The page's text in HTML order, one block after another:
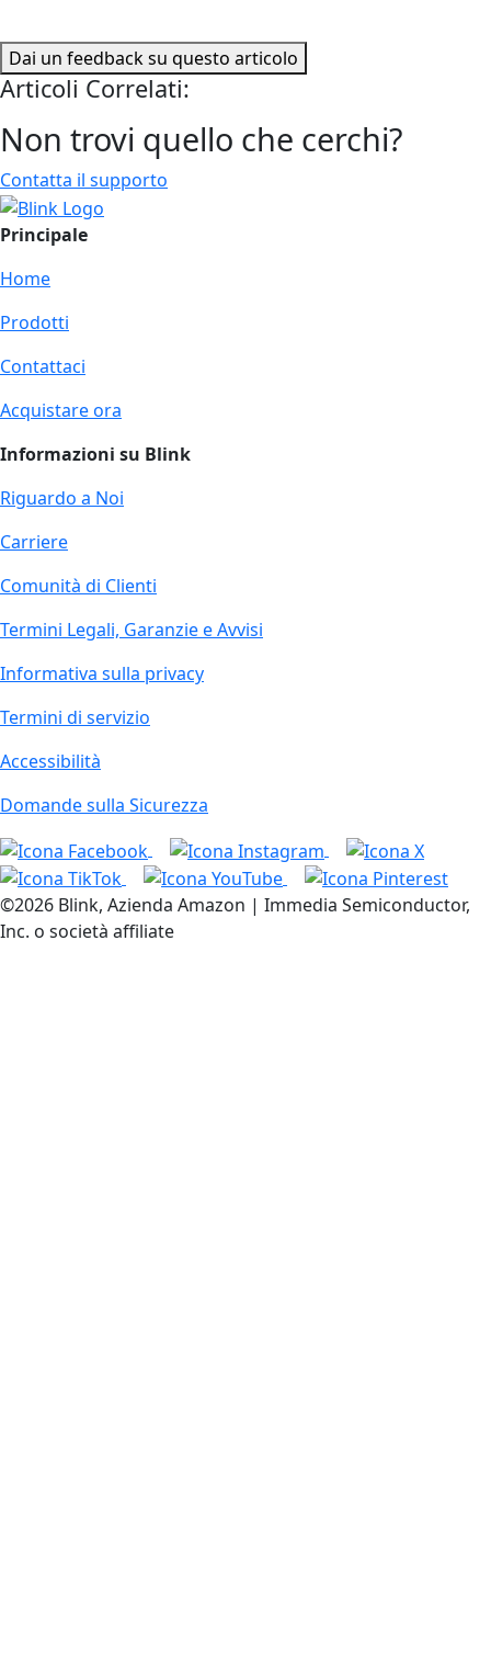
Dai un feedback su questo articolo
Articoli Correlati:
Non trovi quello che cerchi?
Contatta il supporto
Principale
Home
Prodotti
Contattaci
Acquistare ora
Informazioni su Blink
Riguardo a Noi
Carriere
Comunità di Clienti
Termini Legali, Garanzie e Avvisi
Informativa sulla privacy
Termini di servizio
Accessibilità
Domande sulla Sicurezza
©2026 Blink, Azienda Amazon | Immedia Semiconductor,
Inc. o società affiliate